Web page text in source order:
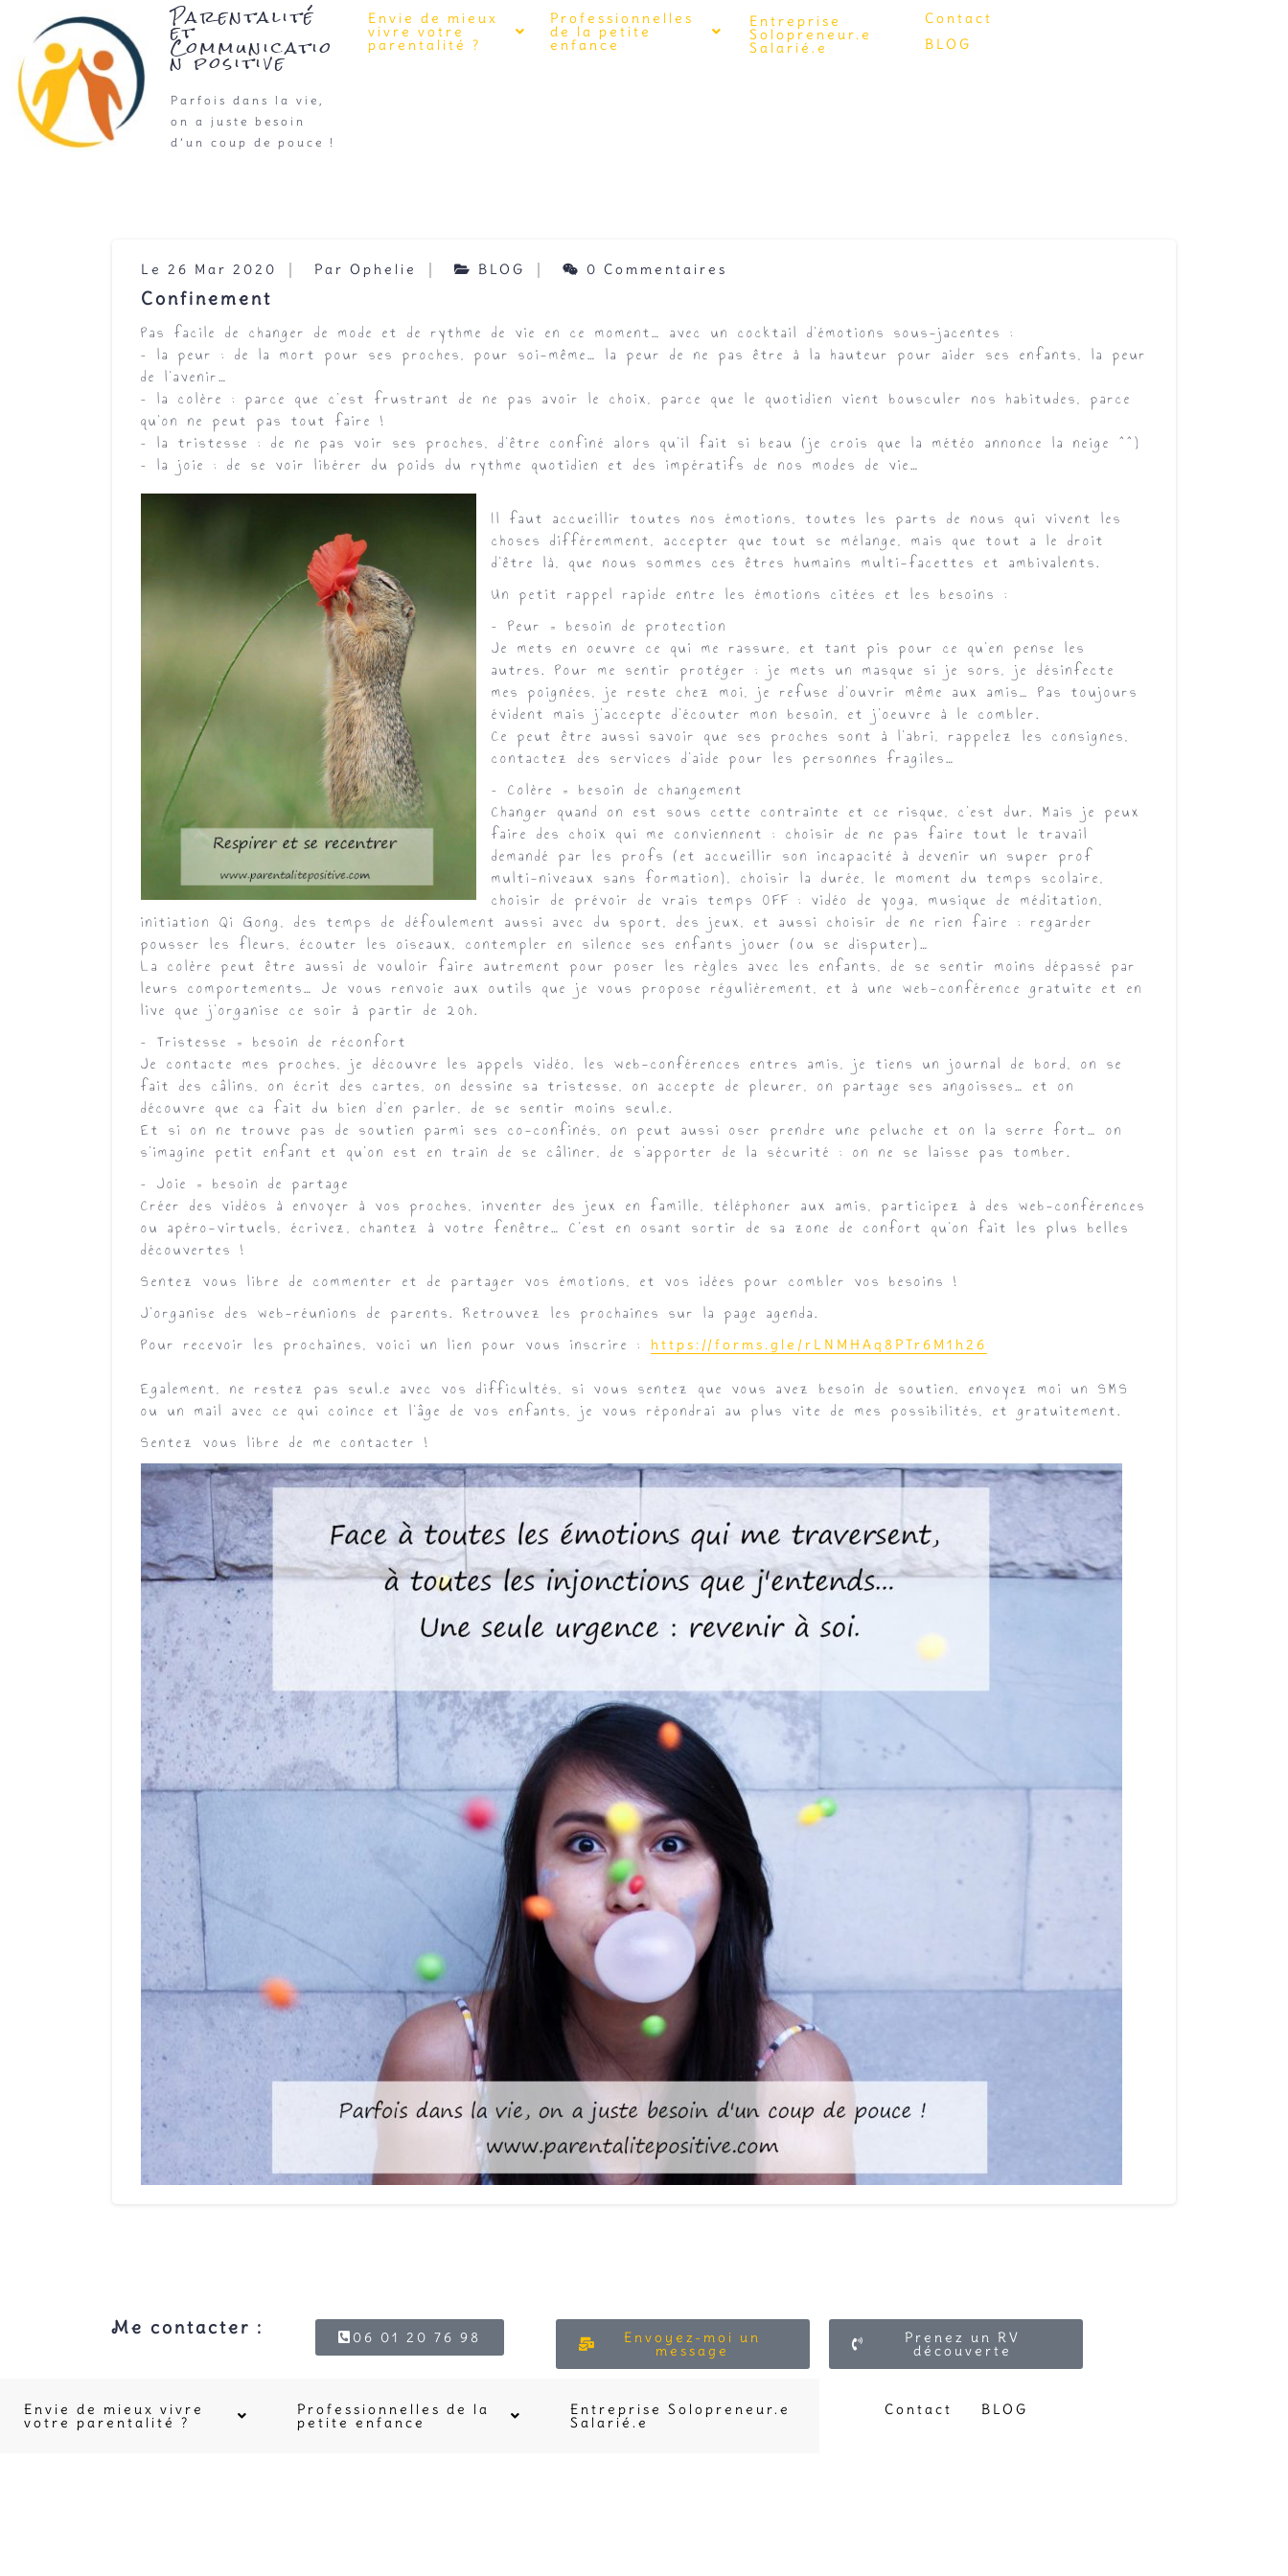
Parentalité
et
Communicatio
n positive
Parfois dans la vie,
on a juste besoin
d’un coup de pouce !
Envie de mieux
vivre votre
parentalité ?
Professionnelles
de la petite
enfance
Entreprise
Solopreneur.e
Salarié.e
Contact
BLOG
Le 26 Mar 2020 Par Ophelie BLOG 0 Commentaires
Confinement
Pas facile de changer de mode et de rythme de vie en ce moment… avec un cocktail d’émotions sous-jacentes :
– la peur : de la mort pour ses proches, pour soi-même… la peur de ne pas être à la hauteur pour aider ses enfants, la peur
de l’avenir…
– la colère : parce que c’est frustrant de ne pas avoir le choix, parce que le quotidien vient bousculer nos habitudes, parce
qu’on ne peut pas tout faire !
– la tristesse : de ne pas voir ses proches, d’être confiné alors qu’il fait si beau (je crois que la météo annonce la neige ^^)
– la joie : de se voir libérer du poids du rythme quotidien et des impératifs de nos modes de vie…
Il faut accueillir toutes nos émotions, toutes les parts de nous qui vivent les
choses différemment, accepter que tout se mélange, mais que tout a le droit
d’être là, que nous sommes ces êtres humains multi-facettes et ambivalents.
Un petit rappel rapide entre les émotions citées et les besoins :
– Peur = besoin de protection
Je mets en oeuvre ce qui me rassure, et tant pis pour ce qu’en pense les
autres. Pour me sentir protéger : je mets un masque si je sors, je désinfecte
mes poignées, je reste chez moi, je refuse d’ouvrir même aux amis… Pas toujours
évident mais j’accepte d’écouter mon besoin, et j’oeuvre à le combler.
Ce peut être aussi savoir que ses proches sont à l’abri, rappelez les consignes,
contactez des services d’aide pour les personnes fragiles…
– Colère = besoin de changement
Changer quand on est sous cette contrainte et ce risque, c’est dur. Mais je peux
faire des choix qui me conviennent : choisir de ne pas faire tout le travail
demandé par les profs (et accueillir son incapacité à devenir un super prof
multi-niveaux sans formation), choisir la durée, le moment du temps scolaire,
choisir de prévoir de vrais temps OFF : vidéo de yoga, musique de méditation,
initiation Qi Gong, des temps de défoulement aussi avec du sport, des jeux, et aussi choisir de ne rien faire : regarder
pousser les fleurs, écouter les oiseaux, contempler en silence ses enfants jouer (ou se disputer)…
La colère peut être aussi de vouloir faire autrement pour poser les règles avec les enfants, de se sentir moins dépassé par
leurs comportements… Je vous renvoie aux outils que je vous propose régulièrement, et à une web-conférence gratuite et en
live que j’organise ce soir à partir de 20h.
– Tristesse = besoin de réconfort
Je contacte mes proches, je découvre les appels vidéo, les web-conférences entres amis, je tiens un journal de bord, on se
fait des câlins, on écrit des cartes, on dessine sa tristesse, on accepte de pleurer, on partage ses angoisses… et on
découvre que ca fait du bien d’en parler, de se sentir moins seul.e.
Et si on ne trouve pas de soutien parmi ses co-confinés, on peut aussi oser prendre une peluche et on la serre fort… on
s’imagine petit enfant et qu’on est en train de se câliner, de s’apporter de la sécurité : on ne se laisse pas tomber.
– Joie = besoin de partage
Créer des vidéos à envoyer à vos proches, inventer des jeux en famille, téléphoner aux amis, participez à des web-conférences
ou apéro-virtuels, écrivez, chantez à votre fenêtre… C’est en osant sortir de sa zone de confort qu’on fait les plus belles
découvertes !
Sentez vous libre de commenter et de partager vos émotions, et vos idées pour combler vos besoins !
J’organise des web-réunions de parents. Retrouvez les prochaines sur la page agenda.
Pour recevoir les prochaines, voici un lien pour vous inscrire :
https://forms.gle/rLNMHAq8PTr6M1h26
Egalement, ne restez pas seul.e avec vos difficultés, si vous sentez que vous avez besoin de soutien, envoyez moi un SMS
ou un mail avec ce qui coince et l’âge de vos enfants, je vous répondrai au plus vite de mes possibilités, et gratuitement.
Sentez vous libre de me contacter !
Me contacter : 06 01 20 76 98 Envoyez-moi un
message
Prenez un RV
découverte
Envie de mieux vivre
votre parentalité ?
Professionnelles de la
petite enfance
Entreprise Solopreneur.e
Salarié.e
Contact BLOG